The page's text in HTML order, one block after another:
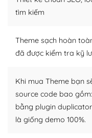
– Sở hữu một cộng
người cuồng tín
Nếu bạn gặp khó
kiếm những cộng
tìm kiếm
Theme sạch hoàn
đã được kiểm tra kỹ
Khi mua Theme bạn
source code bao
bằng plugin
là giống demo 100%.